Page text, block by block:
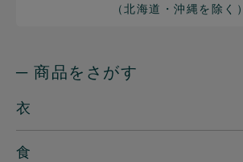
（北海道・沖縄を除く）
─ 商品をさがす
衣
食